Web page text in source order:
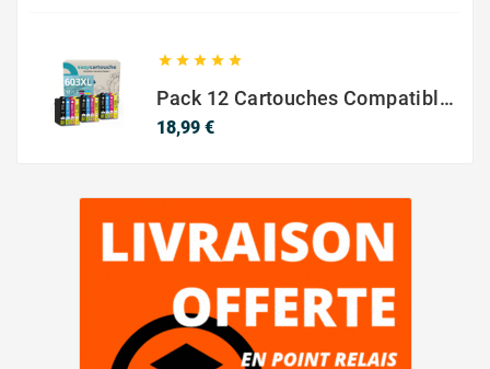
    
Pack 12 Cartouches Compatible EPSON 603XL
18,99 €Prix